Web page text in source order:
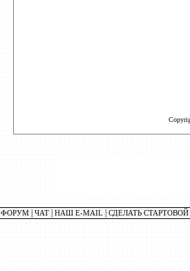
ФОРУМ ЧАТ НАШ E-MAIL СДЕЛАТЬ СТАРТОВОЙ